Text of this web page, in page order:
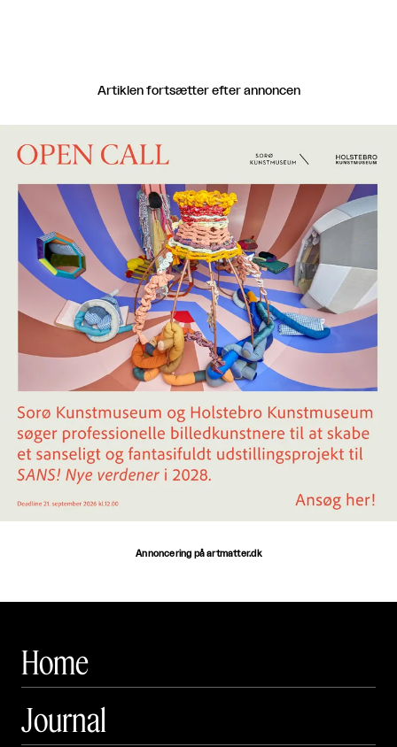
Artiklen fortsætter efter annoncen
Annoncering på artmatter.dk
Home
Journal